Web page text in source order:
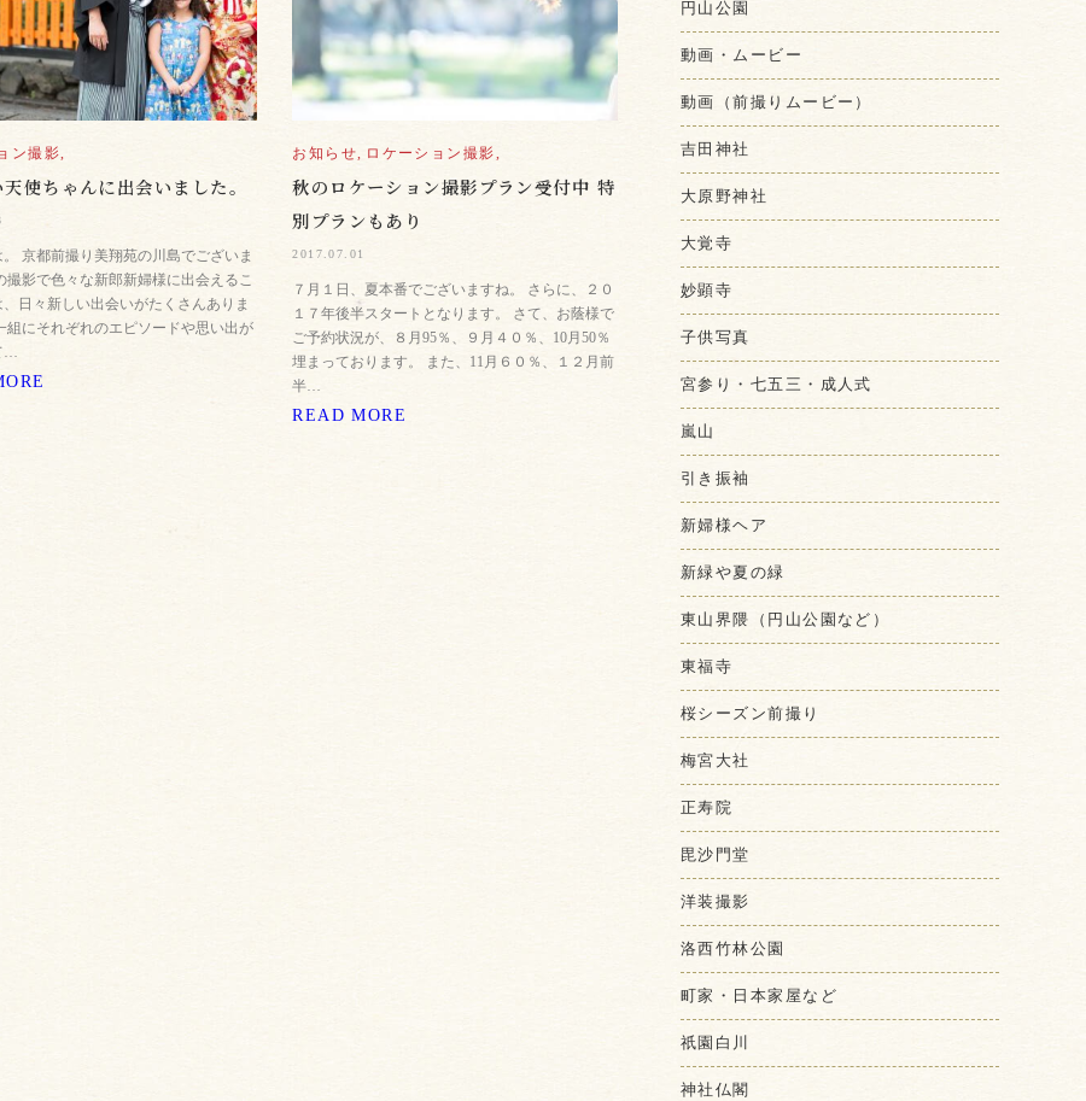
ン撮影,
使ちゃんに出会いました。
。 京都前撮り美翔苑の川島でございま
撮影で色々な新郎新婦様に出会えるこ
日々新しい出会いがたくさんありま
組にそれぞれのエピソードや思い出が
…
お知らせ, ロケーション撮影,
秋のロケーション撮影プラン受付中 特
別プランもあり
2017.07.01
７月１日、夏本番でございますね。 さらに、２０
１７年後半スタートとなります。 さて、お蔭様で
ご予約状況が、８月95％、９月４０％、10月50％
埋まっております。 また、11月６０％、１２月前
半…
READ MORE
円山公園
動画・ムービー
動画（前撮りムービー）
吉田神社
大原野神社
大覚寺
妙顕寺
子供写真
宮参り・七五三・成人式
嵐山
引き振袖
新婦様ヘア
新緑や夏の緑
東山界隈（円山公園など）
東福寺
桜シーズン前撮り
梅宮大社
正寿院
毘沙門堂
洋装撮影
洛西竹林公園
町家・日本家屋など
祇園白川
神社仏閣